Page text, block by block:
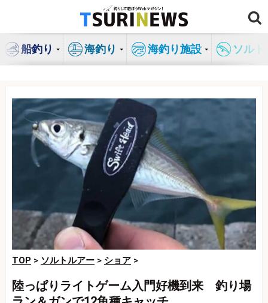
ン
船釣り 海釣り 海釣り施設 ソル
TOP > ソルトルアー > ショア >
陸っぱりライトゲーム入門好機到来 釣り場